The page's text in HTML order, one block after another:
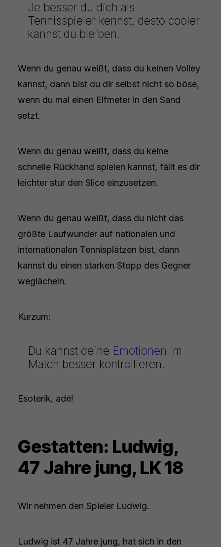
Je besser du dich als
Tennisspieler kennst, desto cooler
kannst du bleiben.
Wenn du genau weißt, dass du keinen Volley
kannst, dann bist du dir selbst nicht so böse,
wenn du mal einen Elfmeter in den Sand
setzt.
Wenn du genau weißt, dass du keine
schnelle Rückhand spielen kannst, fällt es dir
leichter stur den Slice einzusetzen.
Wenn du genau weißt, dass du nicht das
größte Laufwunder auf nationalen und
internationalen Tennisplätzen bist, dann
kannst du einen starken Stopp des Gegner
weglächeln.
Kurzum:
Du kannst deine Emotionen im
Match besser kontrollieren.
Esoterik, adé!
Gestatten: Ludwig,
47 Jahre jung, LK 18
Wir nehmen den Spieler Ludwig.
Ludwig ist 47 Jahre jung, hat sich in den